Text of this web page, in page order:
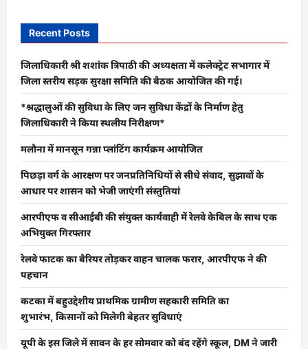
Recent Posts
जिलाधिकारी श्री शशांक त्रिपाठी की अध्यक्षता में कलेक्ट्रेट सभागार में
जिला स्तरीय सड़क सुरक्षा समिति की बैठक आयोजित की गई।
*श्रद्धालुओं की सुविधा के लिए जन सुविधा केंद्रों के निर्माण हेतु
जिलाधिकारी ने किया स्थलीय निरीक्षण*
मलौना में मानसून गन्ना प्लांटिंग कार्यक्रम आयोजित
पिछड़ा वर्ग के आरक्षण पर जनप्रतिनिधियों से सीधे संवाद, सुझावों के
आधार पर शासन को भेजी जाएंगी संस्तुतियां
आरपीएफ व सीआईबी की संयुक्त कार्यवाही में रेलवे केबिल के साथ एक
अभियुक्त गिरफ्तार
रेलवे फाटक का बैरियर तोड़कर वाहन चालक फरार, आरपीएफ ने की
पहचान
कटका में बहुउद्देशीय प्राथमिक ग्रामीण सहकारी समिति का
शुभारंभ, किसानों को मिलेगी बेहतर सुविधाएं
यूपी के इस जिले में सावन के हर सोमवार को बंद रहेंगे स्कूल, DM ने जारी